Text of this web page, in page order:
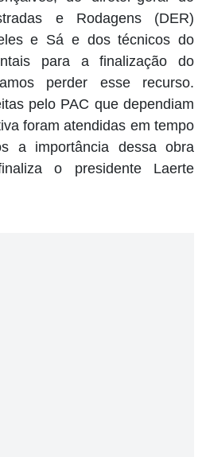
e Rodagens (DER)
e Sá e dos técnicos do
para a finalização do
perder esse recurso.
pelo PAC que dependiam
foram atendidas em tempo
a importância dessa obra
o presidente Laerte